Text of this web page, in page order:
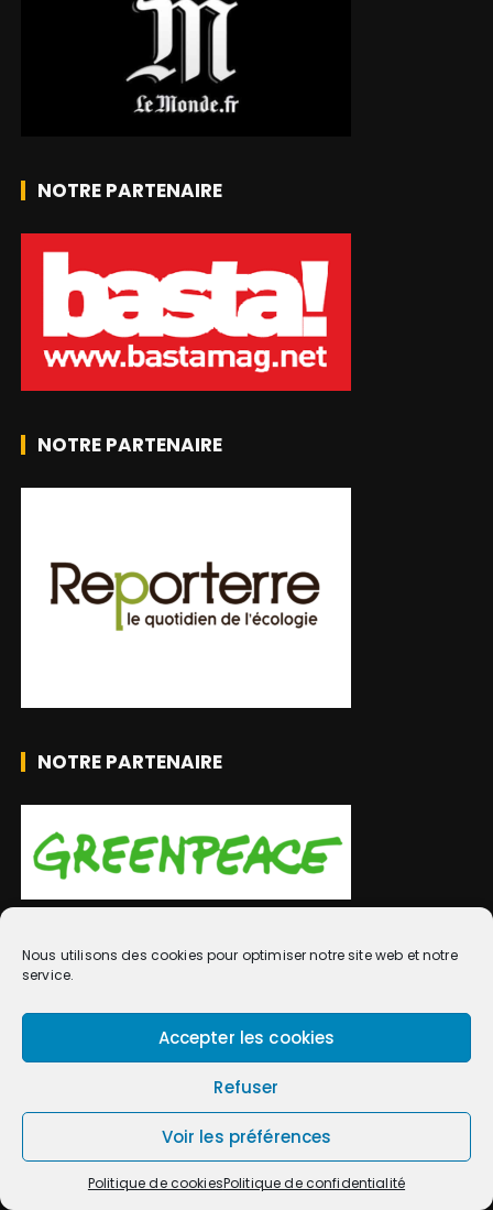
Nous utilisons des cookies pour optimiser notre site web et notre
service.
Accepter les cookies
Refuser
Voir les préférences
Politique de cookiesPolitique de confidentialité
NOTRE PARTENAIRE
NOTRE PARTENAIRE
NOTRE PARTENAIRE
NOTRE PARTENAIRE